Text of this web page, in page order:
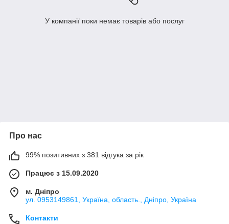
У компанії поки немає товарів або послуг
Про нас
99% позитивних з 381 відгука за рік
Працює з 15.09.2020
м. Дніпро
ул. 0953149861, Україна, область., Дніпро, Україна
Контакти